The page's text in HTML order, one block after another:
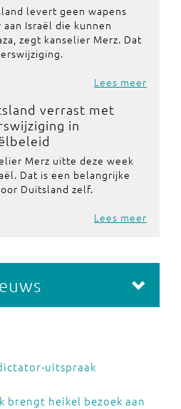
levert geen wapens
aan Israël die kunnen
zegt kanselier Merz. Dat
Lees meer
verrast met
in
Merz uitte deze week
Dat is een belangrijke
Duitsland zelf.
Lees meer
uitspraak
brengt heikel bezoek aan